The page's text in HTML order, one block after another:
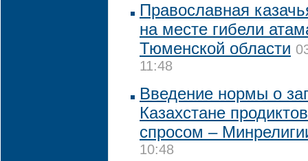
Православная
на месте гибели
Тюменской области
11:48
Введение нормы о
Казахстане
спросом –
10:48